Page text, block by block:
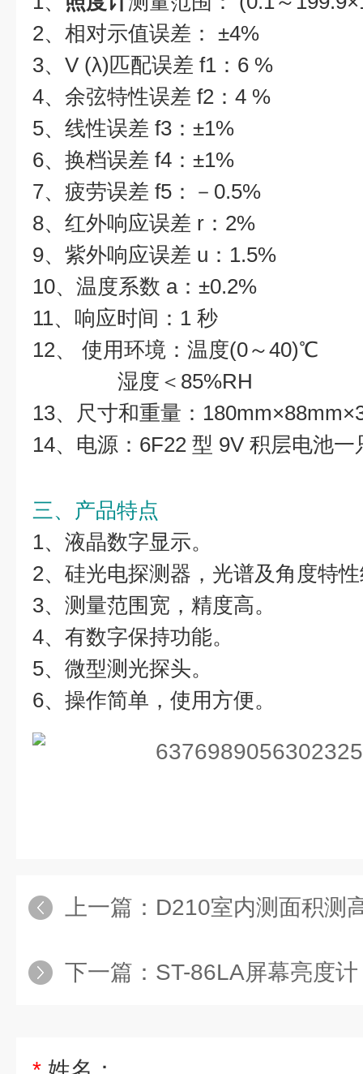
2、相对示值误差： ±4%
3、V (λ)匹配误差 f1：6 %
4、余弦特性误差 f2：4 %
5、线性误差 f3：±1%
6、换档误差 f4：±1%
7、疲劳误差 f5：－0.5%
8、红外响应误差 r：2%
9、紫外响应误差 u：1.5%
10、温度系数 a：±0.2%
11、响应时间：1 秒
12、 使用环境：温度(0～40)℃
湿度＜85%RH
13、尺寸和重量：
14、电源：6F22 型 9V 积层电池一
三、产品特点
1、液晶数字显示。
2、硅光电探测器，光谱及角度特
3、测量范围宽，精度高。
4、有数字保持功能。
5、微型测光探头。
6、操作简单，使用方便。
上一篇： D210室内测面积测
下一篇： ST-86LA屏幕亮度计